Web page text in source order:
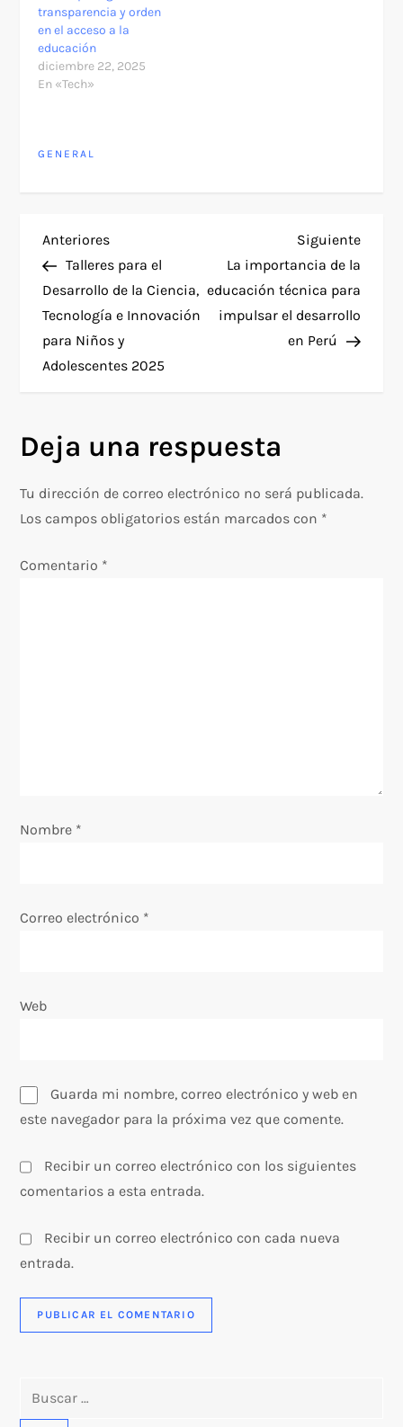
transparencia y orden
en el acceso a la
educación
diciembre 22, 2025
En «Tech»
GENERAL
N
a
v
e
a
c
t
a
a
Entrada
anterior
Anteriores
Talleres para el
Desarrollo de la Ciencia,
Tecnología e Innovación
para Niños y
Adolescentes 2025
Siguiente
La importancia de la
educación técnica para
impulsar el desarrollo
en Perú
Deja una respuesta
Tu dirección de correo electrónico no será publicada.
Los campos obligatorios están marcados con *
Comentario *
Nombre *
Correo electrónico *
Web
Guarda mi nombre, correo electrónico y web en
este navegador para la próxima vez que comente.
Recibir un correo electrónico con los siguientes
comentarios a esta entrada.
Recibir un correo electrónico con cada nueva
entrada.